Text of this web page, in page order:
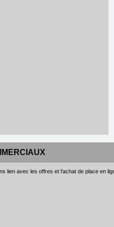
lien avec les offres et l'achat de place en